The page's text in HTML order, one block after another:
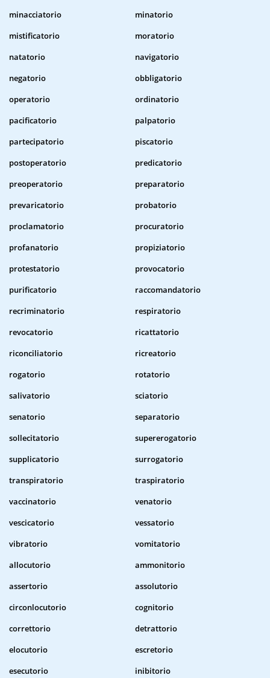
minacciatorio
minatorio
mistificatorio
moratorio
natatorio
navigatorio
negatorio
obbligatorio
operatorio
ordinatorio
pacificatorio
palpatorio
partecipatorio
piscatorio
postoperatorio
predicatorio
preoperatorio
preparatorio
prevaricatorio
probatorio
proclamatorio
procuratorio
profanatorio
propiziatorio
protestatorio
provocatorio
purificatorio
raccomandatorio
recriminatorio
respiratorio
revocatorio
ricattatorio
riconciliatorio
ricreatorio
rogatorio
rotatorio
salivatorio
sciatorio
senatorio
separatorio
sollecitatorio
supererogatorio
supplicatorio
surrogatorio
transpiratorio
traspiratorio
vaccinatorio
venatorio
vescicatorio
vessatorio
vibratorio
vomitatorio
allocutorio
ammonitorio
assertorio
assolutorio
circonlocutorio
cognitorio
correttorio
detrattorio
elocutorio
escretorio
esecutorio
inibitorio